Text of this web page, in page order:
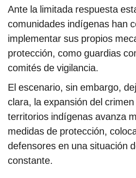
Ante la limitada respuesta
comunidades indígenas han
implementar sus propios
protección, como guardias
comités de vigilancia.
El escenario, sin embargo,
clara, la expansión del
territorios indígenas avanza
medidas de protección,
defensores en una situación
constante.